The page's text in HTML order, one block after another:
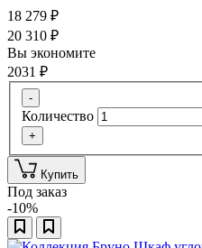
18 279 ₽
20 310 ₽
Вы экономите
2031 ₽
-
Количество
+
Купить
Под заказ
-10%